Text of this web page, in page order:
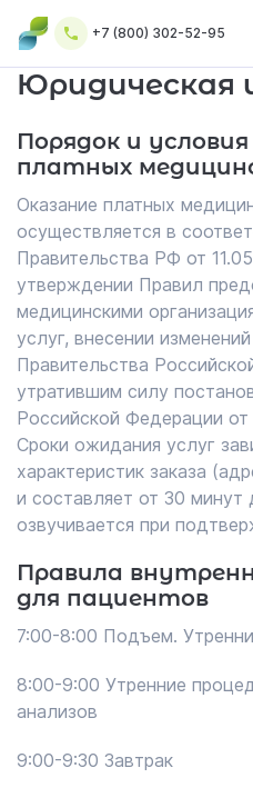
+7 (800) 302-52-95
Юридическая
Порядок и
платных
Оказание платных
осуществляется в
Правительства РФ от
утверждении Правил
медицинскими
услуг, внесении
Правительства
утратившим силу
Российской Федерации от
Сроки ожидания услуг
характеристик заказа
и составляет от 30 минут
озвучивается при
Правила
для пациентов
7:00-8:00 Подъем.
8:00-9:00 Утренние
анализов
9:00-9:30 Завтрак